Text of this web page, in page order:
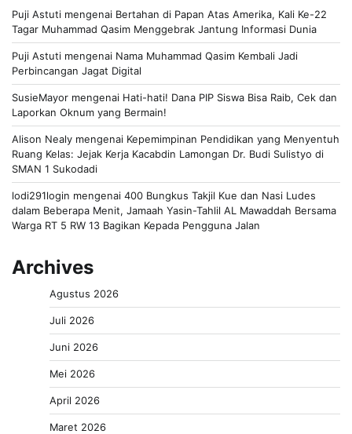
Puji Astuti mengenai Bertahan di Papan Atas Amerika, Kali Ke-22
Tagar Muhammad Qasim Menggebrak Jantung Informasi Dunia
Puji Astuti mengenai Nama Muhammad Qasim Kembali Jadi
Perbincangan Jagat Digital
SusieMayor mengenai Hati-hati! Dana PIP Siswa Bisa Raib, Cek dan
Laporkan Oknum yang Bermain!
Alison Nealy mengenai Kepemimpinan Pendidikan yang Menyentuh
Ruang Kelas: Jejak Kerja Kacabdin Lamongan Dr. Budi Sulistyo di
SMAN 1 Sukodadi
lodi291login mengenai 400 Bungkus Takjil Kue dan Nasi Ludes
dalam Beberapa Menit, Jamaah Yasin-Tahlil AL Mawaddah Bersama
Warga RT 5 RW 13 Bagikan Kepada Pengguna Jalan
Archives
Agustus 2026
Juli 2026
Juni 2026
Mei 2026
April 2026
Maret 2026